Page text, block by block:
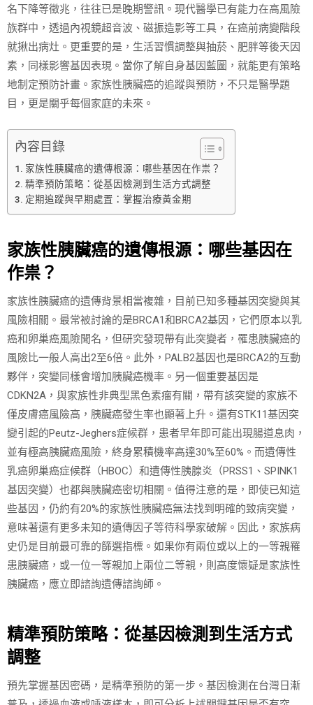
名下降等徵兆，往往已是晚期警訊。現代醫學已有能力在高風險
族群中，透過內視鏡超音波、磁振造影等工具，在癌前病變階段
就揪出病灶。更重要的是，生活習慣調整與抽菸、肥胖等後天因
素，同樣影響基因表現。當你了解自身基因藍圖，就能更有策略
地制定預防計畫。家族性胰臟癌的追蹤與預防，不只是醫學題
目，更是關乎每個家庭的未來。
內容目錄
家族性胰臟癌的遺傳根源：哪些基因在作祟？
精準預防策略：從基因檢測到生活方式調整
定期追蹤與早期處置：掌握治療黃金期
家族性胰臟癌的遺傳根源：哪些基因在
作祟？
家族性胰臟癌的遺傳背景相當複雜，目前已知多種基因突變與其
風險相關。最常被討論的是BRCA1和BRCA2基因，它們原本以乳
癌和卵巢癌風險聞名，但研究發現帶有此突變者，罹患胰臟癌的
風險比一般人高出2至6倍。此外，PALB2基因也是BRCA2的互動
夥伴，突變同樣會增加胰臟癌機率。另一個重要基因是
CDKN2A，與家族性非典型黑色素瘤有關，帶有該突變的家族不
僅皮膚癌風險高，胰臟癌發生率也顯著上升。還有STK11基因突
變引起的Peutz-Jeghers症候群，患者早年即可能出現腸道息肉，
並有極高胰臟癌風險，終身累積機率高達30%至60%。而遺傳性
乳癌卵巢癌症候群（HBOC）和遺傳性胰腺炎（PRSS1、SPINK1
基因突變）也都與胰臟癌密切相關。值得注意的是，即使已知這
些基因，仍約有20%的家族性胰臟癌無法找到明確的致病突變，
意味著還有更多未知的遺傳因子等待科學家破解。因此，家族病
史仍是目前最可靠的篩選指標。如果你有兩位或以上的一等親罹
患胰臟癌，或一位一等親加上兩位二等親，則高度懷疑是家族性
胰臟癌，應立即諮詢遺傳諮詢師。
精準預防策略：從基因檢測到生活方式
調整
預先掌握基因密碼，是精準預防的第一步。基因檢測在台灣日漸